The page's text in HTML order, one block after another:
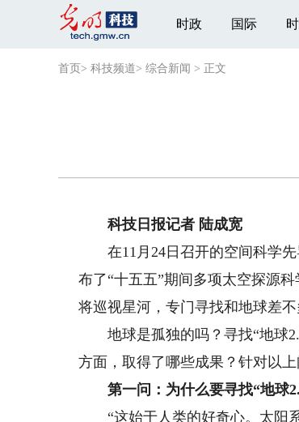
时政 国际
首页 > 科技频道> 综合新闻 > 正文
科技日报记者 陆成宽
在11月24日召开的空间科学先
布了“十五五”期间多项太空探源
将巡视星河，专门寻找和地球差
地球是孤独的吗？寻找“地球
方面，取得了哪些成果？针对以
第一问：为什么要寻找“地球
“这始于人类的好奇心。太阳系